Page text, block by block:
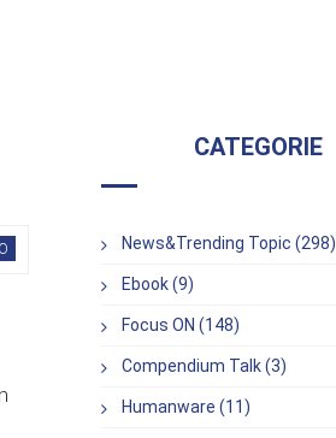
CATEGORIE
News&Trending Topic (298)
Ebook (9)
Focus ON (148)
Compendium Talk (3)
Humanware (11)